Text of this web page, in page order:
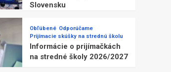
Slovensku
Obľúbené Odporúčame
Prijímacie skúšky na strednú školu
Informácie o prijímačkách
na stredné školy 2026/2027